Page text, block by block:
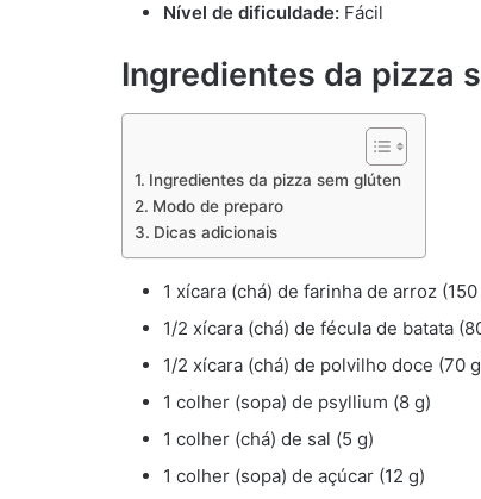
Nível de dificuldade: Fácil
Ingredientes da pizza
Ingredientes da pizza sem glúten
Modo de preparo
Dicas adicionais
1 xícara (chá) de farinha de arroz (150
1/2 xícara (chá) de fécula de batata
1/2 xícara (chá) de polvilho doce (70
1 colher (sopa) de psyllium (8 g)
1 colher (chá) de sal (5 g)
1 colher (sopa) de açúcar (12 g)